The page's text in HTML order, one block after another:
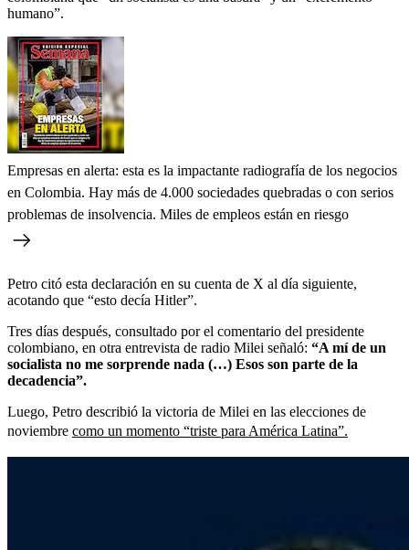
humano”.
Empresas en alerta: esta es la impactante radiografía de los negocios
en Colombia. Hay más de 4.000 sociedades quebradas o con serios
problemas de insolvencia. Miles de empleos están en riesgo
Petro citó esta declaración en su cuenta de X al día siguiente,
acotando que “esto decía Hitler”.
Tres días después, consultado por el comentario del presidente
colombiano, en otra entrevista de radio Milei señaló: “A mí de un
socialista no me sorprende nada (…) Esos son parte de la
decadencia”.
Luego, Petro describió la victoria de Milei en las elecciones de
noviembre como un momento “triste para América Latina”.